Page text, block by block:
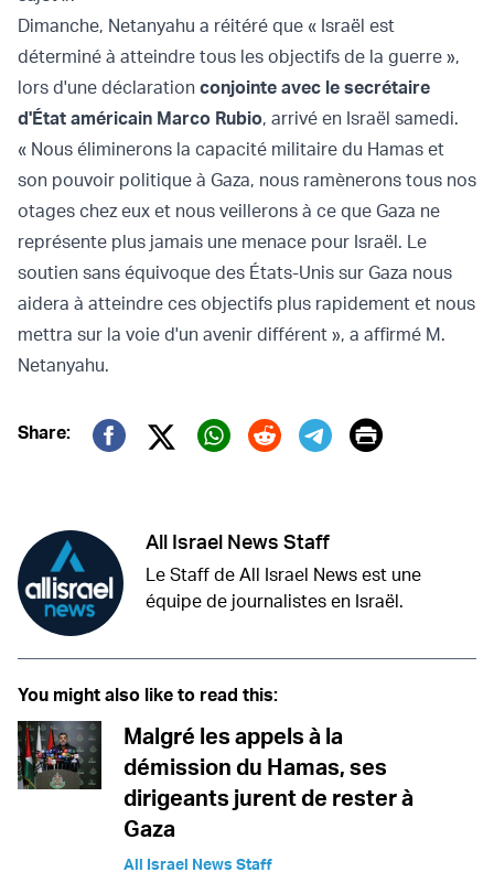
Dimanche, Netanyahu a réitéré que « Israël est
déterminé à atteindre tous les objectifs de la guerre »,
lors d'une déclaration conjointe avec le secrétaire
d'État américain Marco Rubio, arrivé en Israël samedi.
« Nous éliminerons la capacité militaire du Hamas et
son pouvoir politique à Gaza, nous ramènerons tous nos
otages chez eux et nous veillerons à ce que Gaza ne
représente plus jamais une menace pour Israël. Le
soutien sans équivoque des États-Unis sur Gaza nous
aidera à atteindre ces objectifs plus rapidement et nous
mettra sur la voie d'un avenir différent », a affirmé M.
Netanyahu.
Share:
Twitter (X)
Print
All Israel News Staff
Le Staff de All Israel News est une
équipe de journalistes en Israël.
You might also like to read this:
Malgré les appels à la
démission du Hamas, ses
dirigeants jurent de rester à
Gaza
All Israel News Staff